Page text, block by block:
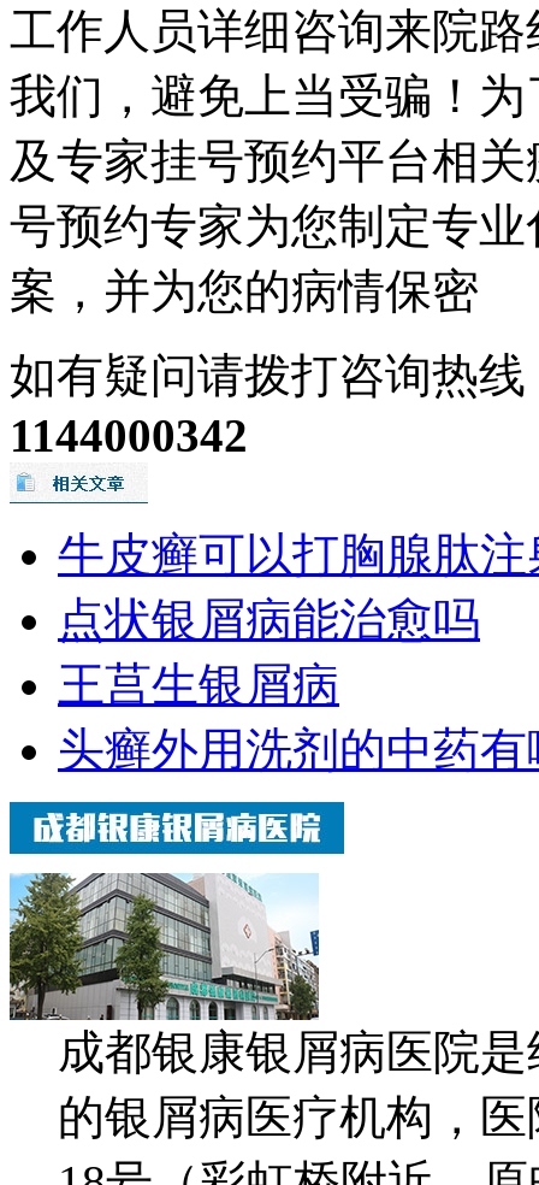
工作人员详细咨询来院
我们，避免上当受骗！
及专家挂号预约平台相
号预约专家为您制定专
案，并为您的病情保密
如有疑问请拨打咨询热线
1144000342
牛皮癣可以打胸腺肽
点状银屑病能治愈吗
王莒生银屑病
头癣外用洗剂的中药有
成都银康银屑病医院
的银屑病医疗机构，